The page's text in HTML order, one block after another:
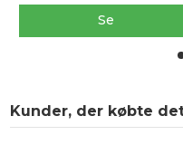
Se
Kunder, der købte